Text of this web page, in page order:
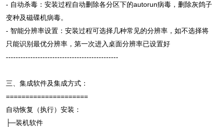
- 自动杀毒：安装过程自动删除各分区下的autorun病毒，删除灰鸽子
变种及磁碟机病毒。
- 智能分辨率设置：安装过程可选择几种常见的分辨率，如不选择将
只能识别最优分辨率，第一次进入桌面分辨率已设置好
----------------------------------------------
三、集成软件及集成方式：
=====================
自动恢复（执行）安装：
├─装机软件